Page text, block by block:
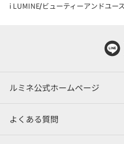
i LUMINE ビューティーアンドユ
ルミネ公式ホームページ
よくある質問